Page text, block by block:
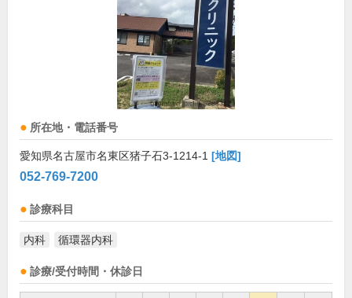
所在地・電話番号
愛知県名古屋市名東区猪子石3-1214-1 [地図]
052-769-7200
診療科目
内科 循環器内科
診療/受付時間・休診日